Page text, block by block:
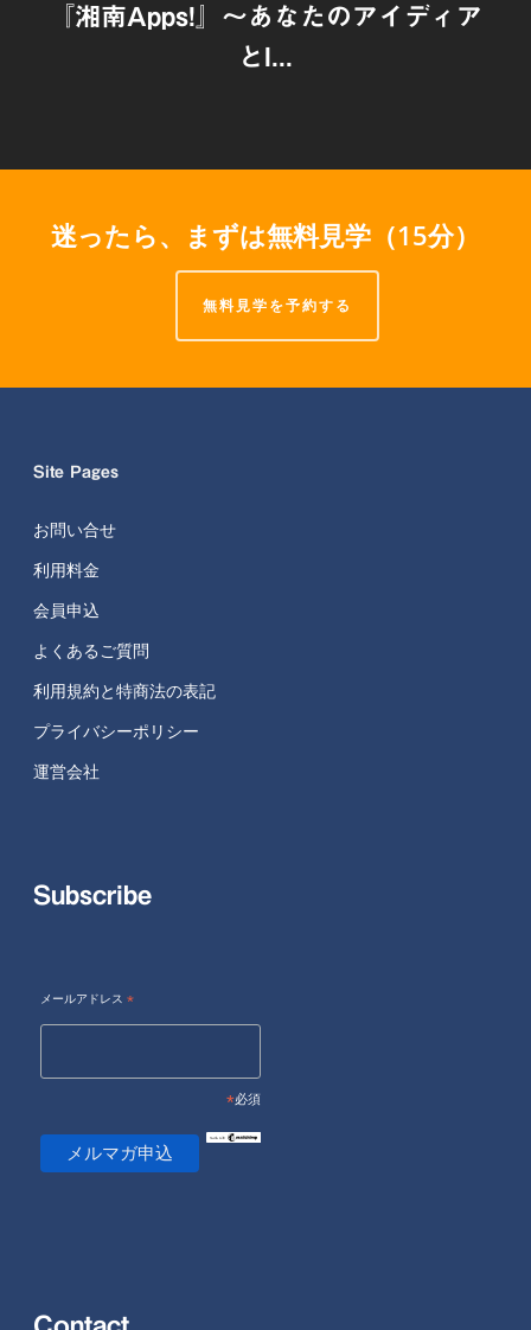
『湘南Apps!』～あなたのアイディア
とI...
迷ったら、まずは無料見学（15分）
無料見学を予約する
Site Pages
お問い合せ
利用料金
会員申込
よくあるご質問
利用規約と特商法の表記
プライバシーポリシー
運営会社
Subscribe
メールアドレス *
*必須